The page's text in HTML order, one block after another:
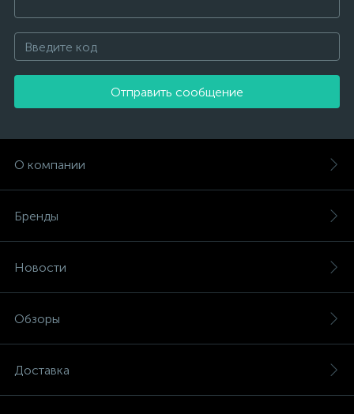
Отправить сообщение
О компании
Бренды
Новости
Обзоры
Доставка